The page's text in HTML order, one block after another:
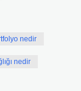
nedir
nedir